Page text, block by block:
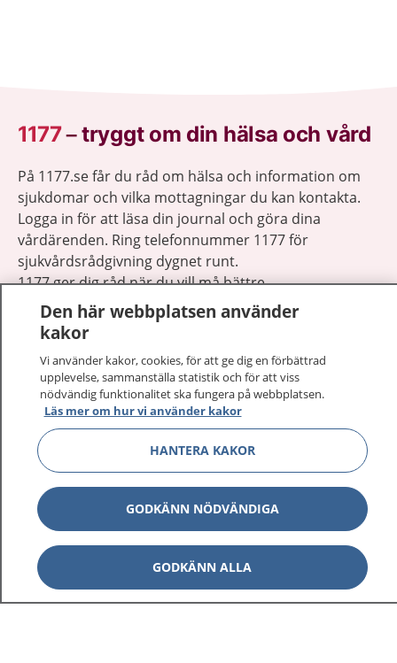
1177–tryggt om din hälsa och vård
På 1177.se får du råd om hälsa och information om
sjukdomar och vilka mottagningar du kan kontakta.
Logga in för att läsa din journal och göra dina
vårdärenden. Ring telefonnummer 1177 för
sjukvårdsrådgivning dygnet runt.
1177 ger dig råd när du vill må bättre.
1177 på flera språk
Om 1177 Visa
Kontakt Visa
Behandling av personuppgifter
Hantering av kakor
Den här webbplatsen använder
kakor
Vi använder kakor, cookies, för att ge dig en förbättrad
upplevelse, sammanställa statistik och för att viss
nödvändig funktionalitet ska fungera på webbplatsen.
Läs mer om hur vi använder kakor
HANTERA KAKOR
GODKÄNN NÖDVÄNDIGA
GODKÄNN ALLA